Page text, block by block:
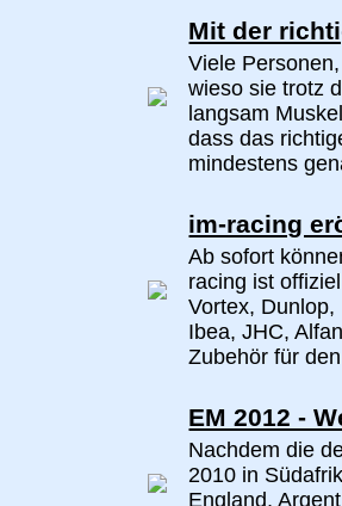
Mit der
Viele
wieso sie trotz
langsam
dass das
mindestens
im-racing
Ab sofort
racing ist
Vortex,
Ibea, JHC,
Zubehör für
EM 2012 -
Nachdem die
2010 in
England,